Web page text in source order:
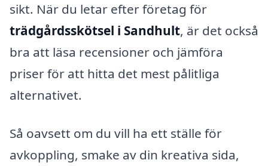
sikt. När du letar efter företag för
trädgårdsskötsel i Sandhult, är det också
bra att läsa recensioner och jämföra
priser för att hitta det mest pålitliga
alternativet.
Så oavsett om du vill ha ett ställe för
avkoppling, smake av din kreativa sida,